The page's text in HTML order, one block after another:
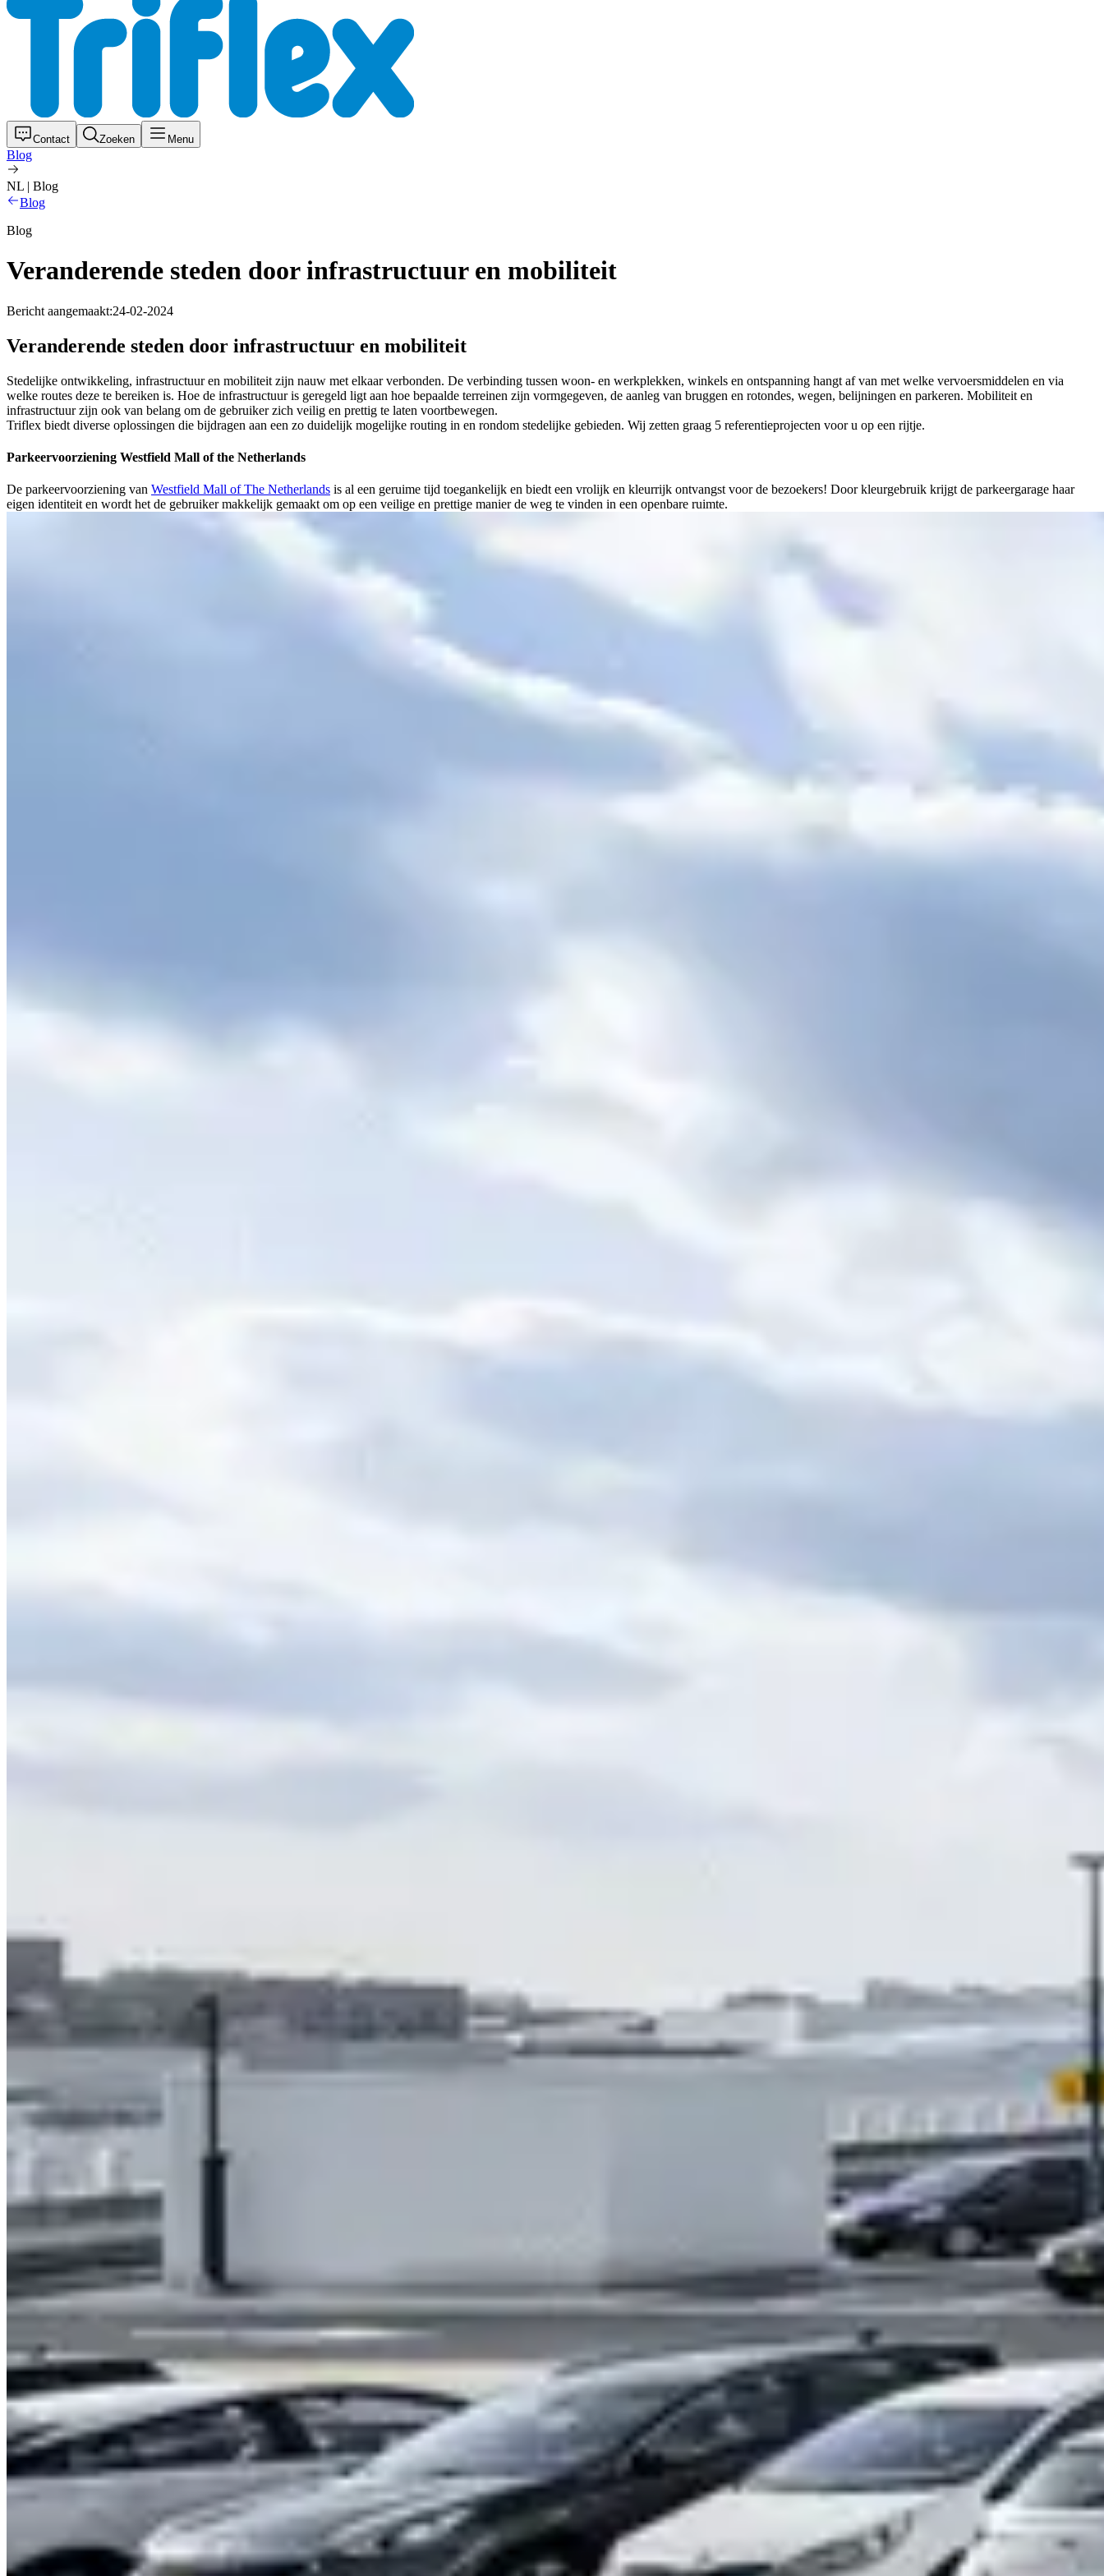
Contact Zoeken Menu
Blog
NL | Blog
Blog
Blog
Veranderende steden door infrastructuur en mobiliteit
Bericht aangemaakt:24-02-2024
Veranderende steden door infrastructuur en mobiliteit
Stedelijke ontwikkeling, infrastructuur en mobiliteit zijn nauw met elkaar verbonden. De verbinding tussen woon- en werkplekken, winkels en ontspanning hangt af van met welke vervoersmiddelen en via
welke routes deze te bereiken is. Hoe de infrastructuur is geregeld ligt aan hoe bepaalde terreinen zijn vormgegeven, de aanleg van bruggen en rotondes, wegen, belijningen en parkeren. Mobiliteit en
infrastructuur zijn ook van belang om de gebruiker zich veilig en prettig te laten voortbewegen.
Triflex biedt diverse oplossingen die bijdragen aan een zo duidelijk mogelijke routing in en rondom stedelijke gebieden. Wij zetten graag 5 referentieprojecten voor u op een rijtje.
Parkeervoorziening Westfield Mall of the Netherlands
De parkeervoorziening van Westfield Mall of The Netherlands is al een geruime tijd toegankelijk en biedt een vrolijk en kleurrijk ontvangst voor de bezoekers! Door kleurgebruik krijgt de parkeergarage haar
eigen identiteit en wordt het de gebruiker makkelijk gemaakt om op een veilige en prettige manier de weg te vinden in een openbare ruimte.